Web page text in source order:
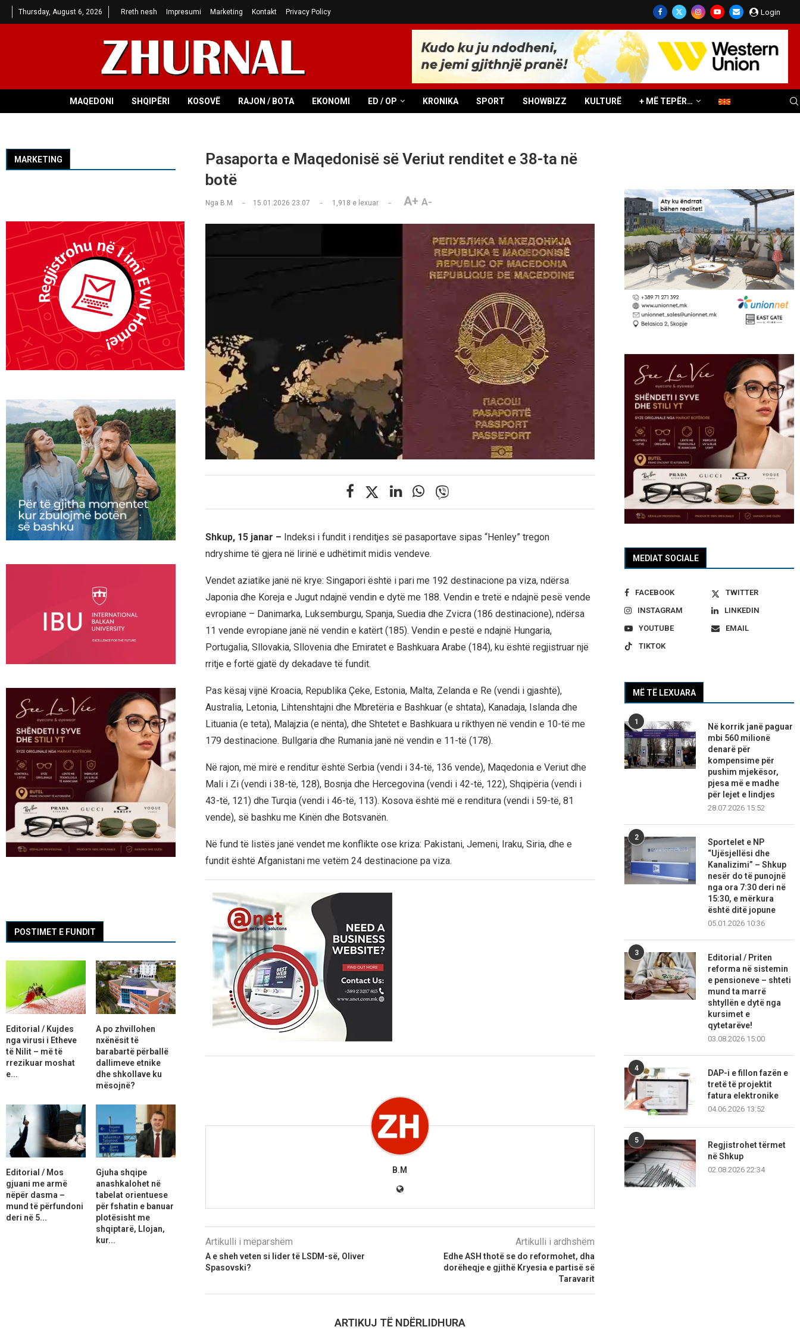
Thursday, August 6, 2026 Rreth nesh Impresumi Marketing Kontakt Privacy Policy Login
MAQEDONI SHQIPËRI KOSOVË RAJON / BOTA EKONOMI ED / OP KRONIKA SPORT SHOWBIZZ KULTURË + MË TEPËR…
Pasaporta e Maqedonisë së Veriut renditet e 38-ta në
botë
Nga B.M 15.01.2026 23:07 1,918 e lexuar A+ A-
Shkup, 15 janar – Indeksi i fundit i renditjes së pasaportave sipas “Henley” tregon
ndryshime të gjera në lirinë e udhëtimit midis vendeve.
Vendet aziatike janë në krye: Singapori është i pari me 192 destinacione pa viza, ndërsa
Japonia dhe Koreja e Jugut ndajnë vendin e dytë me 188. Vendin e tretë e ndajnë pesë vende
evropiane – Danimarka, Luksemburgu, Spanja, Suedia dhe Zvicra (186 destinacione), ndërsa
11 vende evropiane janë në vendin e katërt (185). Vendin e pestë e ndajnë Hungaria,
Portugalia, Sllovakia, Sllovenia dhe Emiratet e Bashkuara Arabe (184), ku është regjistruar një
rritje e fortë gjatë dy dekadave të fundit.
Pas kësaj vijnë Kroacia, Republika Çeke, Estonia, Malta, Zelanda e Re (vendi i gjashtë),
Australia, Letonia, Lihtenshtajni dhe Mbretëria e Bashkuar (e shtata), Kanadaja, Islanda dhe
Lituania (e teta), Malajzia (e nënta), dhe Shtetet e Bashkuara u rikthyen në vendin e 10-të me
179 destinacione. Bullgaria dhe Rumania janë në vendin e 11-të (178).
Në rajon, më mirë e renditur është Serbia (vendi i 34-të, 136 vende), Maqedonia e Veriut dhe
Mali i Zi (vendi i 38-të, 128), Bosnja dhe Hercegovina (vendi i 42-të, 122), Shqipëria (vendi i
43-të, 121) dhe Turqia (vendi i 46-të, 113). Kosova është më e renditura (vendi i 59-të, 81
vende), së bashku me Kinën dhe Botsvanën.
Në fund të listës janë vendet me konflikte ose kriza: Pakistani, Jemeni, Iraku, Siria, dhe e
fundit është Afganistani me vetëm 24 destinacione pa viza.
B.M
Artikulli i mëparshëm
A e sheh veten si lider të LSDM-së, Oliver
Spasovski?
Artikulli i ardhshëm
Edhe ASH thotë se do reformohet, dha
dorëheqje e gjithë Kryesia e partisë së
Taravarit
ARTIKUJ TË NDËRLIDHURA
MEDIAT SOCIALE
FACEBOOK
TWITTER
INSTAGRAM
LINKEDIN
YOUTUBE
EMAIL
TIKTOK
MË TË LEXUARA
1
Në korrik janë paguar
mbi 560 milionë
denarë për
kompensime për
pushim mjekësor,
pjesa më e madhe
për lejet e lindjes
28.07.2026 15:52
2
Sportelet e NP
“Ujësjellësi dhe
Kanalizimi” – Shkup
nesër do të punojnë
nga ora 7:30 deri në
15:30, e mërkura
është ditë jopune
05.01.2026 10:36
3
Editorial / Priten
reforma në sistemin
e pensioneve – shteti
mund ta marrë
shtyllën e dytë nga
kursimet e
qytetarëve!
03.08.2026 15:00
4
DAP-i e fillon fazën e
tretë të projektit
fatura elektronike
04.06.2026 13:52
5
Regjistrohet tërmet
në Shkup
02.08.2026 22:34
MARKETING
POSTIMET E FUNDIT
Editorial / Kujdes
nga virusi i Etheve
të Nilit – më të
rrezikuar moshat
e...
A po zhvillohen
nxënësit të
barabartë përballë
dallimeve etnike
dhe shkollave ku
mësojnë?
Editorial / Mos
gjuani me armë
nëpër dasma –
mund të përfundoni
deri në 5...
Gjuha shqipe
anashkalohet në
tabelat orientuese
për fshatin e banuar
plotësisht me
shqiptarë, Llojan,
kur...